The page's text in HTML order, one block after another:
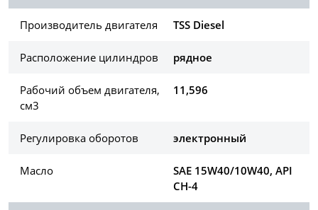
Производитель двигателя TSS Diesel
Расположение цилиндров рядное
Рабочий объем двигателя,
см3
11,596
Регулировка оборотов электронный
Масло
SAE 15W40/10W40, API
CH-4